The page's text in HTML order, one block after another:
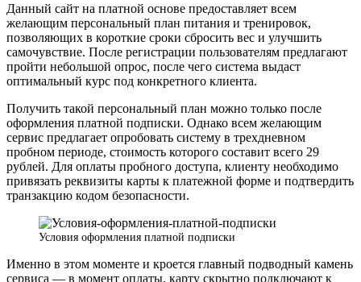
Данный сайт на платной основе предоставляет всем
желающим персональный план питания и тренировок,
позволяющих в короткие сроки сбросить вес и улучшить
самочувствие. После регистрации пользователям предлагают
пройти небольшой опрос, после чего система выдаст
оптимальный курс под конкретного клиента.
Получить такой персональный план можно только после
оформления платной подписки. Однако всем желающим
сервис предлагает опробовать систему в трехдневном
пробном периоде, стоимость которого составит всего 29
рублей. Для оплаты пробного доступа, клиенту необходимо
привязать реквизиты карты к платежной форме и подтвердить
транзакцию кодом безопасности.
Условия оформления платной подписки
Именно в этом моменте и кроется главный подводный камень
сервиса — в момент оплаты, карту скрытно подключают к